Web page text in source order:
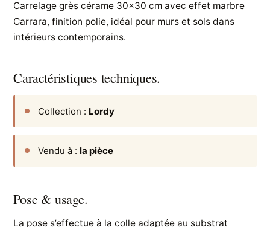
Carrelage grès cérame 30×30 cm avec effet marbre
Carrara, finition polie, idéal pour murs et sols dans
intérieurs contemporains.
Caractéristiques techniques.
Collection : Lordy
Vendu à :la pièce
Pose & usage.
La pose s’effectue à la colle adaptée au substrat